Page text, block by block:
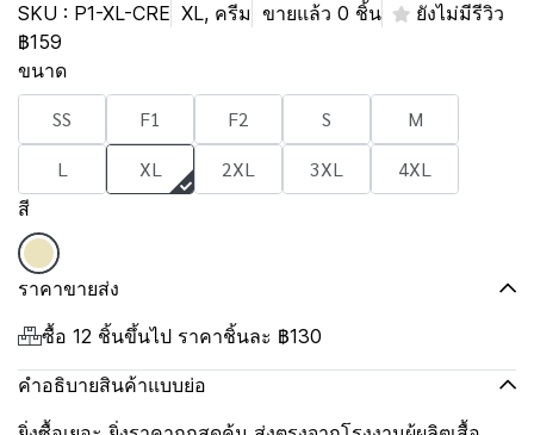
SKU : P1-XL-CRE XL, ครีม ขายแล้ว 0 ชิ้น
ยังไม่มีรีวิว
฿159
ขนาด
SS F1 F2 S
M
L
XL 2XL 3XL 4XL
สี
ราคาขายส่ง
ซื้อ 12 ชิ้นขึ้นไป ราคาชิ้นละ ฿130
คำอธิบายสินค้าแบบย่อ